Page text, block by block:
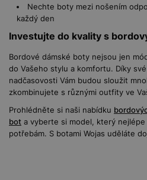
Nechte boty mezi nošením
každý den
Investujte do kvality s
Bordové dámské boty nejsou jen
do Vašeho stylu a komfortu. Díky
nadčasovosti Vám budou sloužit
zkombinujete s různými outfity ve
Prohlédněte si naši nabídku
bot a vyberte si model, který
potřebám. S botami Wojas uděláte